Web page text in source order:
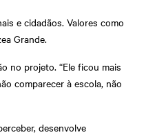
e cidadãos. Valores como
Grande.
no projeto. “Ele ficou mais
comparecer à escola, não
desenvolve